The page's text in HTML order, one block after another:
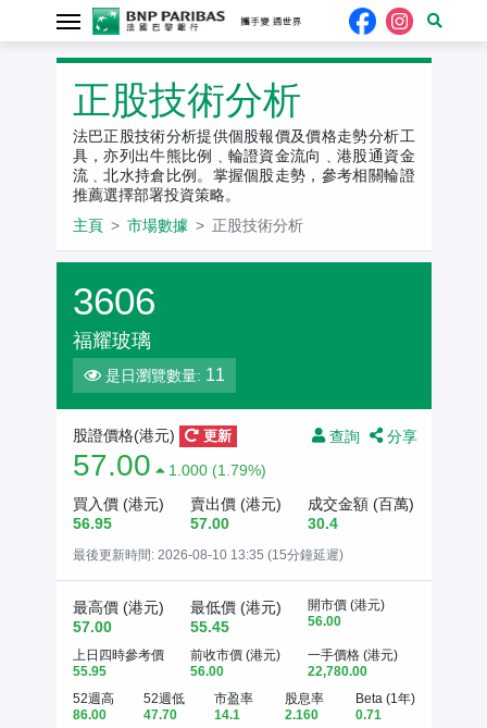
正股技術分析
法巴正股技術分析提供個股報價及價格走勢分析工
具，亦列出牛熊比例﹑輪證資金流向﹑港股通資金
流﹑北水持倉比例。掌握個股走勢，參考相關輪證
推薦選擇部署投資策略。
主頁
市場數據 正股技術分析
3606
福耀玻璃
是日瀏覽數量: 11
查詢 分享
股證價格(港元) 更新
57.00
1.000 (1.79%)
買入價 (港元)
56.95
賣出價 (港元)
57.00
成交金額 (百萬)
30.4
最後更新時間: 2026-08-10 13:35 (15分鐘延遲)
最高價 (港元)
57.00
最低價 (港元)
55.45
開市價 (港元)
56.00
上日四時參考價
55.95
前收市價 (港元)
56.00
一手價格 (港元)
22,780.00
52週高
86.00
52週低
47.70
市盈率
14.1
股息率
2.160
Beta (1年)
0.71